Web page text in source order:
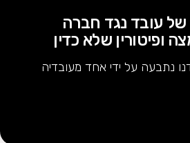
של עובד נגד חברה
ופיטורין שלא כדין
נתבעה על ידי אחד מעובדיה